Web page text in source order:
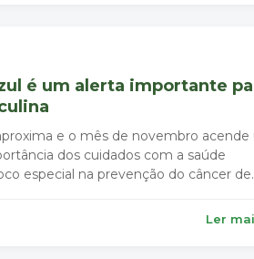
é um alerta importante
e o mês de novembro acende
dos cuidados com a saúde
especial na prevenção do câncer de
Ler